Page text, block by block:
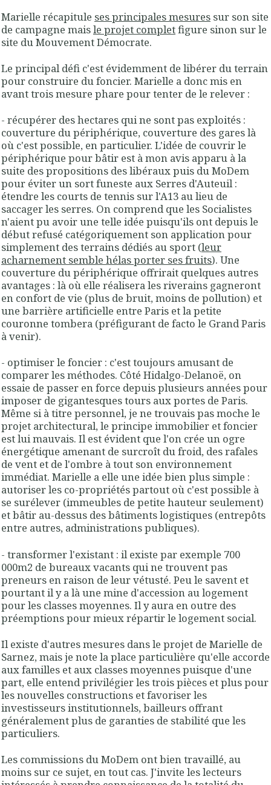
Marielle récapitule ses principales mesures sur son site
de campagne maisle projet completfigure sinon sur le
site du Mouvement Démocrate.
Le principal défi c'est évidemment de libérer du terrain
pour construire du foncier. Marielle a donc mis en
avant trois mesure phare pour tenter de le relever :
- récupérer des hectares qui ne sont pas exploités :
couverture du périphérique, couverture des gares là
où c'est possible, en particulier. L'idée de couvrir le
périphérique pour bâtir est à mon avis apparu à la
suite des propositions des libéraux puis du MoDem
pour éviter un sort funeste aux Serres d'Auteuil :
étendre les courts de tennis sur l'A13 au lieu de
saccager les serres. On comprend que les Socialistes
n'aient pu avoir une telle idée puisqu'ils ont depuis le
début refusé catégoriquement son application pour
simplement des terrains dédiés au sport (leur
acharnement semble hélas porter ses fruits). Une
couverture du périphérique offrirait quelques autres
avantages : là où elle réalisera les riverains gagneront
en confort de vie (plus de bruit, moins de pollution) et
une barrière artificielle entre Paris et la petite
couronne tombera (préfigurant de facto le Grand Paris
à venir).
- optimiser le foncier : c'est toujours amusant de
comparer les méthodes. Côté Hidalgo-Delanoë, on
essaie de passer en force depuis plusieurs années pour
imposer de gigantesques tours aux portes de Paris.
Même si à titre personnel, je ne trouvais pas moche le
projet architectural, le principe immobilier et foncier
est lui mauvais. Il est évident que l'on crée un ogre
énergétique amenant de surcroît du froid, des rafales
de vent et de l'ombre à tout son environnement
immédiat. Marielle a elle une idée bien plus simple :
autoriser les co-propriétés partout où c'est possible à
se surélever (immeubles de petite hauteur seulement)
et bâtir au-dessus des bâtiments logistiques (entrepôts
entre autres, administrations publiques).
- transformer l'existant : il existe par exemple 700
000m2 de bureaux vacants qui ne trouvent pas
preneurs en raison de leur vétusté. Peu le savent et
pourtant il y a là une mine d'accession au logement
pour les classes moyennes. Il y aura en outre des
préemptions pour mieux répartir le logement social.
Il existe d'autres mesures dans le projet de Marielle de
Sarnez, mais je note la place particulière qu'elle accorde
aux familles et aux classes moyennes puisque d'une
part, elle entend privilégier les trois pièces et plus pour
les nouvelles constructions et favoriser les
investisseurs institutionnels, bailleurs offrant
généralement plus de garanties de stabilité que les
particuliers.
Les commissions du MoDem ont bien travaillé, au
moins sur ce sujet, en tout cas. J'invite les lecteurs